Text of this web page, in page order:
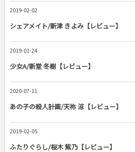
2019-02-02
シェアメイト/新津 きよみ【レビュー】
2019-01-24
少女A/新堂 冬樹【レビュー】
2020-07-11
あの子の殺人計画/天祢 涼【レビュー】
2019-02-05
ふたりぐらし/桜木 紫乃【レビュー】